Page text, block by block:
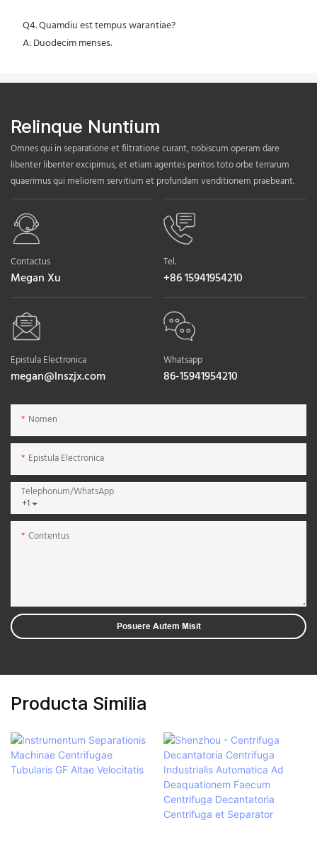
Q4. Quamdiu est tempus warantiae?
A: Duodecim menses.
Relinque Nuntium
Omnes qui in separatione et filtratione curant, nobiscum operam dare
libenter libenter excipimus, et etiam agentes peritos toto orbe terrarum
quaerimus qui meliorem servitium et profundam venditionem praebeant.
Contactus
Megan Xu
Tel.
+86 15941954210
Epistula Electronica
megan@lnszjx.com
Whatsapp
86-15941954210
Nomen
Epistula Electronica
+1
Telephonum/WhatsApp
Contentus
Posuere Autem Misit
Producta Similia